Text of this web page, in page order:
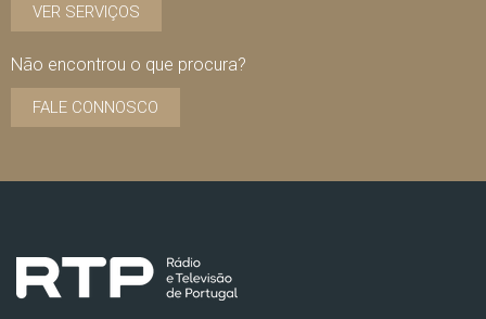
VER SERVIÇOS
Não encontrou o que procura?
FALE CONNOSCO